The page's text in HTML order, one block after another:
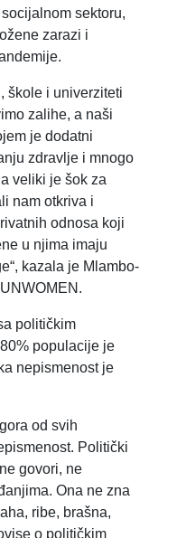
sektoru,
zarazi i
škole i univerziteti
zalihe, a naši
je dodatni
zdravlje i mnogo
veliki je šok za
nam otkriva i
odnosa koji
u njima imaju
kazala je Mlambo-
političkim
populacije je
nepismenost je
od svih
Politički
govori, ne
Ona ne zna
ribe, brašna,
o političkim